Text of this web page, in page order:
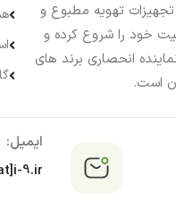
18
4
4
تهویه مطبوع و
خود را شروع کرده و
انحصاری برند های
است.
ایمیل:
9.ir